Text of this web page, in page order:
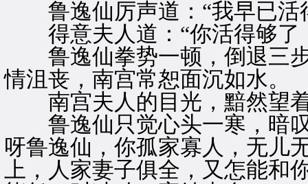
鲁逸仙厉声道：“我早已活
得意夫人道：“你活得够了
鲁逸仙拳势一顿，倒退三步
情沮丧，南宫常恕面沉如水。
南宫夫人的目光，黯然望
鲁逸仙只觉心头一寒，暗叹
呀鲁逸仙，你孤家寡人，无儿
上，人家妻子俱全，又怎能和